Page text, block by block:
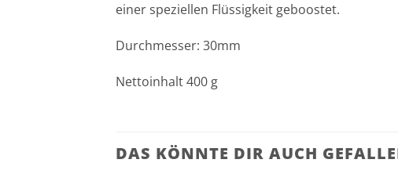
einer speziellen Flüssigkeit geboostet.
Durchmesser: 30mm
Nettoinhalt 400 g
DAS KÖNNTE DIR AUCH